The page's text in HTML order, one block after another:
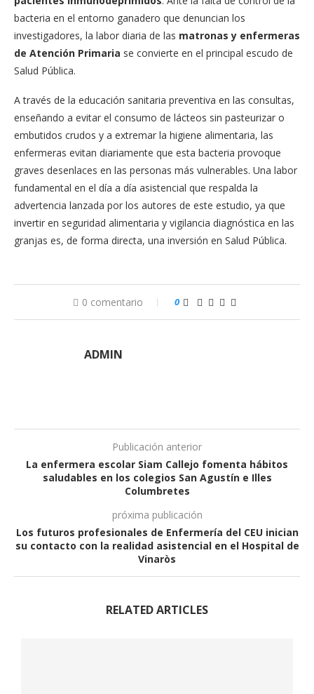
bacteria en el entorno ganadero que denuncian los
investigadores, la labor diaria de las matronas y enfermeras
de Atención Primaria se convierte en el principal escudo de
Salud Pública.
A través de la educación sanitaria preventiva en las consultas,
enseñando a evitar el consumo de lácteos sin pasteurizar o
embutidos crudos y a extremar la higiene alimentaria, las
enfermeras evitan diariamente que esta bacteria provoque
graves desenlaces en las personas más vulnerables. Una labor
fundamental en el día a día asistencial que respalda la
advertencia lanzada por los autores de este estudio, ya que
invertir en seguridad alimentaria y vigilancia diagnóstica en las
granjas es, de forma directa, una inversión en Salud Pública.
0 comentario 0
ADMIN
Publicación anterior
La enfermera escolar Siam Callejo fomenta hábitos
saludables en los colegios San Agustín e Illes
Columbretes
próxima publicación
Los futuros profesionales de Enfermería del CEU inician
su contacto con la realidad asistencial en el Hospital de
Vinaròs
RELATED ARTICLES